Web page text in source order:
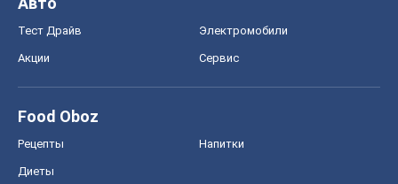
Тест Драйв Электромобили
Акции Сервис
Food Oboz
Рецепты Напитки
Диеты